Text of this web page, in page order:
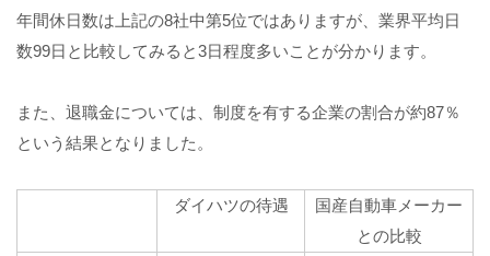
年間休日数は上記の8社中第5位ではありますが、業界平均日
数99日と比較してみると3日程度多いことが分かります。
また、退職金については、制度を有する企業の割合が約87％
という結果となりました。
ダイハツの待遇
国産自動車メーカー
との比較